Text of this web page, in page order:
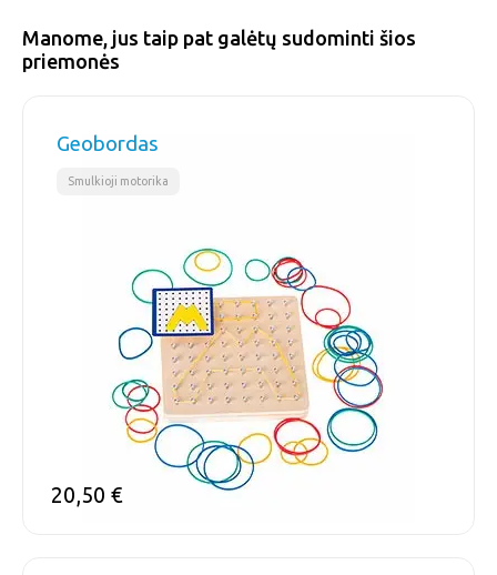
Manome, jus taip pat galėtų sudominti šios
priemonės
Geobordas
Smulkioji motorika
20,50 €